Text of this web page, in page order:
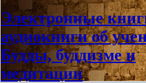
Электронные
аудиокниги об
Будды, буддизме и
медитации